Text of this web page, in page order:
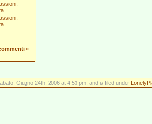
»
Giugno 24th, 2006 at 4:53 pm, and is filed under